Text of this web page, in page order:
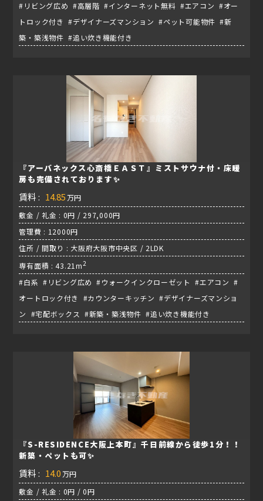
#リビング広め #高層階 #インターネット無料 #エアコン #オー
トロック付き #デザイナーズマンション #ペット可能物件 #新
築・築浅物件 #追い炊き機能付き
『アーバネックス心斎橋ＥＡＳＴ』ミストサウナ付・床暖
房も完備されております✨
賃料 : 14.85 万円
敷金 / 礼金 : 0円 / 297,000円
管理費 : 12000円
住所 / 間取り : 大阪府大阪市中央区 / 2LDK
専有面積 : 43.21m2
#白系 #リビング広め #ウォークインクローゼット #エアコン #
オートロック付き #カウンターキッチン #デザイナーズマンショ
ン #宅配ボックス #新築・築浅物件 #追い炊き機能付き
『S-RESIDENCE大阪上本町』千日前線から徒歩1分！！
新築・ペットも可✨
賃料 : 14.0 万円
敷金 / 礼金 : 0円 / 0円